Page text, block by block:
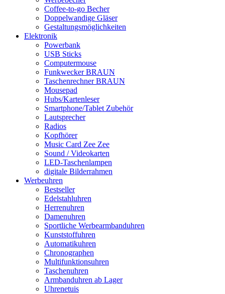
Coffee-to-go Becher
Doppelwandige Gläser
Gestaltungsmöglichkeiten
Elektronik
Powerbank
USB Sticks
Computermouse
Funkwecker BRAUN
Taschenrechner BRAUN
Mousepad
Hubs/Kartenleser
Smartphone/Tablet Zubehör
Lautsprecher
Radios
Kopfhörer
Music Card Zee Zee
Sound / Videokarten
LED-Taschenlampen
digitale Bilderrahmen
Werbeuhren
Bestseller
Edelstahluhren
Herrenuhren
Damenuhren
Sportliche Werbearmbanduhren
Kunststoffuhren
Automatikuhren
Chronographen
Multifunktionsuhren
Taschenuhren
Armbanduhren ab Lager
Uhrenetuis